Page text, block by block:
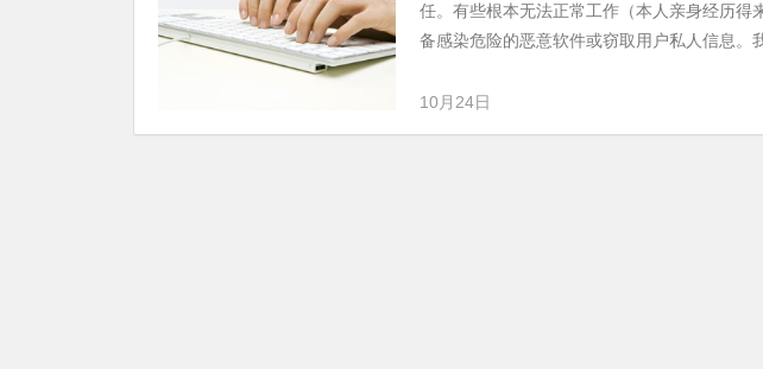
任。有些根本无法正常工作（本人亲身经历得
备感染危险的恶意软件或窃取用户私人信息。
10月24日